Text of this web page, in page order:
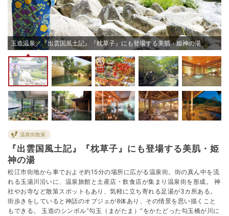
玉造温泉／『出雲国風土記』『枕草子』にも登場する美肌・姫神の湯
温泉街散策
『出雲国風土記』『枕草子』にも登場する美肌・姫
神の湯
松江市街地から車でおよそ約15分の場所に広がる温泉街。街の真ん中を流
れる玉湯川沿いに、温泉旅館と土産店・飲食店が集まり温泉街を形成。 神
社やお寺など散策スポットもあり、気軽に立ち寄れる足湯が3カ所ある。
街歩きをしていると神話のオブジェが8体あり、その情景を思い描くこと
もできる。 玉造のシンボル“勾玉（まがたま）”をかたどった勾玉橋が川に